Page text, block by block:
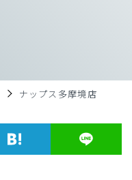
ナップス多摩境店